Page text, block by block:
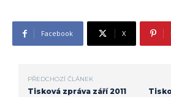
Facebook X
PŘEDCHOZÍ ČLÁNEK
Tisková zpráva září 2011